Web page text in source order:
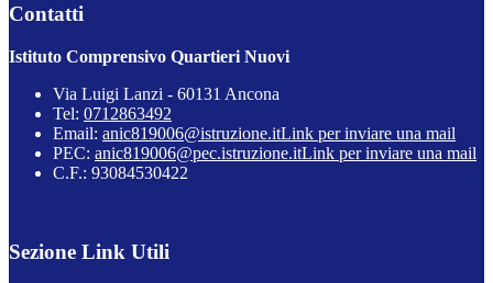
Contatti
Istituto Comprensivo Quartieri Nuovi
Via Luigi Lanzi - 60131 Ancona
Tel: 0712863492
Email: anic819006@istruzione.itLink per inviare una mail
PEC: anic819006@pec.istruzione.itLink per inviare una mail
C.F.: 93084530422
Sezione Link Utili